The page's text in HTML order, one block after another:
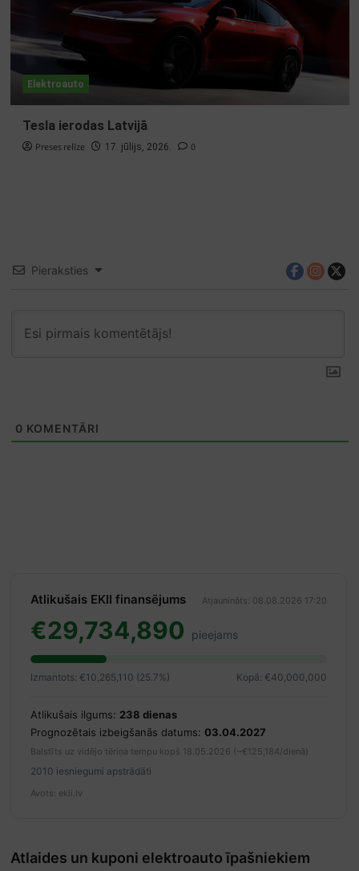
Elektroauto
Tesla ierodas Latvijā
Preses relīze 17. jūlijs, 2026. 0
Pieraksties
0 KOMENTĀRI
Atlikušais EKII finansējums Atjaunināts: 08.08.2026 17:20
€29,734,890 pieejams
Izmantots: €10,265,110 (25.7%) Kopā: €40,000,000
Atlikušais ilgums: 238 dienas
Prognozētais izbeigšanās datums: 03.04.2027
Balstīts uz vidējo tēriņa tempu kopš 18.05.2026 (~€125,184/dienā)
2010 iesniegumi apstrādāti
Avots: ekii.lv
Atlaides un kuponi elektroauto īpašniekiem